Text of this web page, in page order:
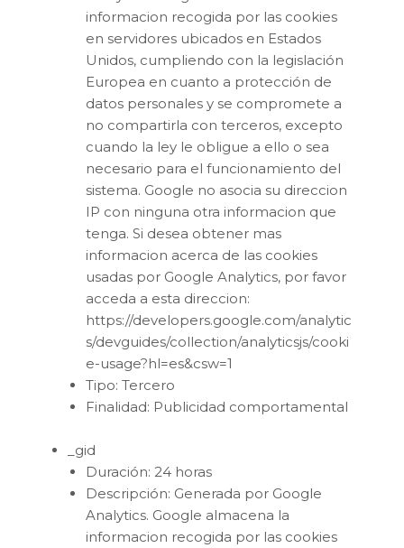
informacion recogida por las cookies
en servidores ubicados en Estados
Unidos, cumpliendo con la legislación
Europea en cuanto a protección de
datos personales y se compromete a
no compartirla con terceros, excepto
cuando la ley le obligue a ello o sea
necesario para el funcionamiento del
sistema. Google no asocia su direccion
IP con ninguna otra informacion que
tenga. Si desea obtener mas
informacion acerca de las cookies
usadas por Google Analytics, por favor
acceda a esta direccion:
https://developers.google.com/analytic
s/devguides/collection/analyticsjs/cooki
e-usage?hl=es&csw=1
Tipo: Tercero
Finalidad: Publicidad comportamental
_gid
Duración: 24 horas
Descripción: Generada por Google
Analytics. Google almacena la
informacion recogida por las cookies